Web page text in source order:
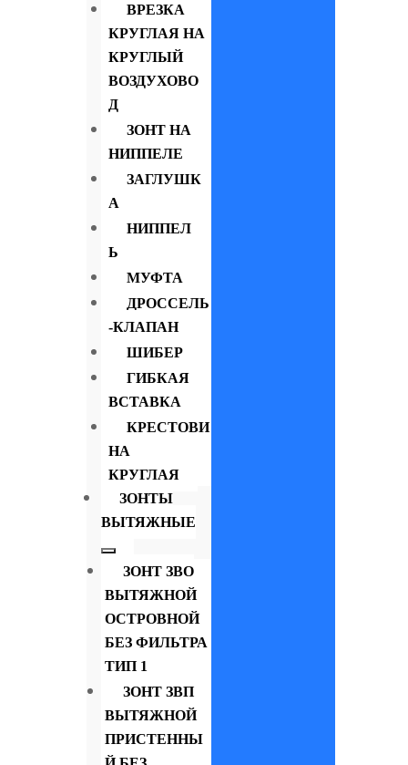
ВРЕЗКА
КРУГЛАЯ НА
КРУГЛЫЙ
ВОЗДУХОВО
Д
ЗОНТ НА
НИППЕЛЕ
ЗАГЛУШК
А
НИППЕЛ
Ь
МУФТА
ДРОССЕЛЬ
-КЛАПАН
ШИБЕР
ГИБКАЯ
ВСТАВКА
КРЕСТОВИ
НА
КРУГЛАЯ
ЗОНТЫ
ВЫТЯЖНЫЕ
ЗОНТ ЗВО
ВЫТЯЖНОЙ
ОСТРОВНОЙ
БЕЗ ФИЛЬТРА
ТИП 1
ЗОНТ ЗВП
ВЫТЯЖНОЙ
ПРИСТЕННЫ